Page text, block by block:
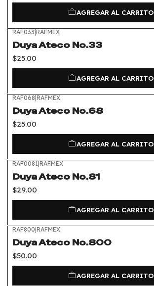
AGREGAR AL CARRITO
RAF033 RAFMEX
Duya Ateco No.33
$25.00
AGREGAR AL CARRITO
RAF068 RAFMEX
Duya Ateco No.68
$25.00
AGREGAR AL CARRITO
RAF0081| RAFMEX
Duya Ateco No.81
$29.00
AGREGAR AL CARRITO
RAF800 RAFMEX
Duya Ateco No.800
$50.00
AGREGAR AL CARRITO